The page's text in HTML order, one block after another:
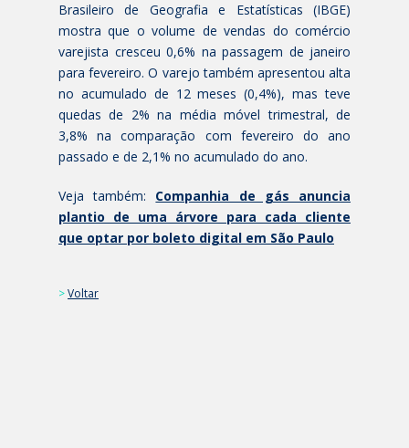
Brasileiro de Geografia e Estatísticas (IBGE)
mostra que o volume de vendas do comércio
varejista cresceu 0,6% na passagem de janeiro
para fevereiro. O varejo também apresentou alta
no acumulado de 12 meses (0,4%), mas teve
quedas de 2% na média móvel trimestral, de
3,8% na comparação com fevereiro do ano
passado e de 2,1% no acumulado do ano.
Veja também: Companhia de gás anuncia
plantio de uma árvore para cada cliente
que optar por boleto digital em São Paulo
>Voltar